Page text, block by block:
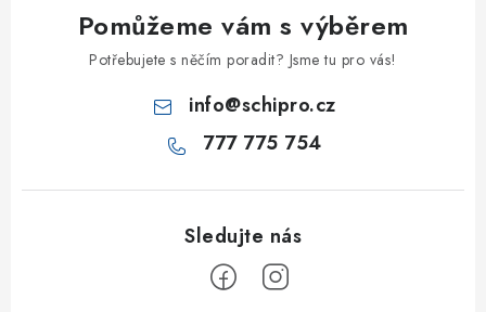
Pomůžeme vám s výběrem
Potřebujete s něčím poradit? Jsme tu pro vás!
info@schipro.cz
777 775 754